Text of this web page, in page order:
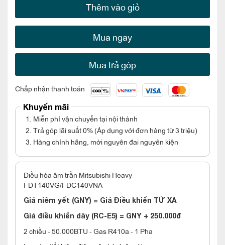
Thêm vào giỏ
Mua ngay
Mua trả góp
Chấp nhận thanh toán
Khuyến mãi
1. Miễn phí vận chuyển tại nội thành
2. Trả góp lãi suất 0% (Áp dụng với đơn hàng từ 3 triệu)
3. Hàng chính hãng, mới nguyên đai nguyên kiện
Điều hòa âm trần Mitsubishi Heavy
FDT140VG/FDC140VNA
Giá niêm yết (GNY) = Giá Điều khiển TỪ XA
Giá điều khiển dây (RC-E5) = GNY + 250.000đ
2 chiều - 50.000BTU - Gas R410a - 1 Pha